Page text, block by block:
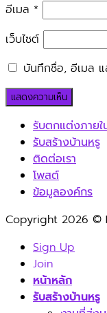
อีเมล *
เว็บไซต์
บันทึกชื่อ, อีเมล แ
รับตกแต่งภายใ
รับสร้างบ้านหรู
ติดต่อเรา
โพสต์
ข้อมูลองค์กร
Copyright 2026 ©
Sign Up
Join
หน้าหลัก
รับสร้างบ้านหรู